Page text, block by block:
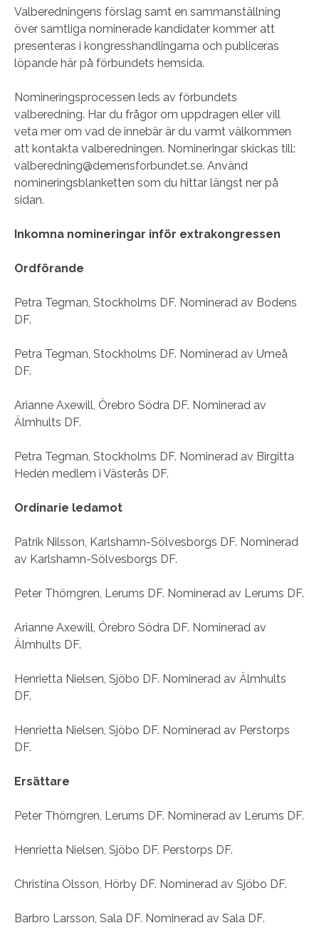
Valberedningens förslag samt en sammanställning
över samtliga nominerade kandidater kommer att
presenteras i kongresshandlingarna och publiceras
löpande här på förbundets hemsida.
Nomineringsprocessen leds av förbundets
valberedning. Har du frågor om uppdragen eller vill
veta mer om vad de innebär är du varmt välkommen
att kontakta valberedningen. Nomineringar skickas till:
valberedning@demensforbundet.se. Använd
nomineringsblanketten som du hittar längst ner på
sidan.
Inkomna nomineringar inför extrakongressen
Ordförande
Petra Tegman, Stockholms DF. Nominerad av Bodens
DF.
Petra Tegman, Stockholms DF. Nominerad av Umeå
DF.
Arianne Axewill, Örebro Södra DF. Nominerad av
Älmhults DF.
Petra Tegman, Stockholms DF. Nominerad av Birgitta
Hedén medlem i Västerås DF.
Ordinarie ledamot
Patrik Nilsson, Karlshamn-Sölvesborgs DF. Nominerad
av Karlshamn-Sölvesborgs DF.
Peter Thörngren, Lerums DF. Nominerad av Lerums DF.
Arianne Axewill, Örebro Södra DF. Nominerad av
Älmhults DF.
Henrietta Nielsen, Sjöbo DF. Nominerad av Älmhults
DF.
Henrietta Nielsen, Sjöbo DF. Nominerad av Perstorps
DF.
Ersättare
Peter Thörngren, Lerums DF. Nominerad av Lerums DF.
Henrietta Nielsen, Sjöbo DF. Perstorps DF.
Christina Olsson, Hörby DF. Nominerad av Sjöbo DF.
Barbro Larsson, Sala DF. Nominerad av Sala DF.